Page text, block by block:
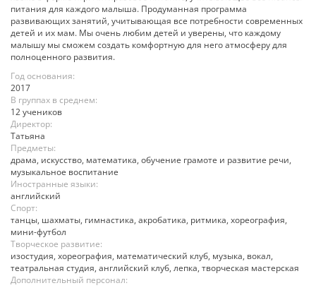
питания для каждого малыша. Продуманная программа
развивающих занятий, учитывающая все потребности современных
детей и их мам. Мы очень любим детей и уверены, что каждому
малышу мы сможем создать комфортную для него атмосферу для
полноценного развития.
Год основания:
2017
В группах в среднем:
12 учеников
Директор:
Татьяна
Предметы:
драма, искусство, математика, обучение грамоте и развитие речи,
музыкальное воспитание
Иностранные языки:
английский
Спорт:
танцы, шахматы, гимнастика, акробатика, ритмика, хореография,
мини-футбол
Творческое развитие:
изостудия, хореография, математический клуб, музыка, вокал,
театральная студия, английский клуб, лепка, творческая мастерская
Дополнительный персонал: